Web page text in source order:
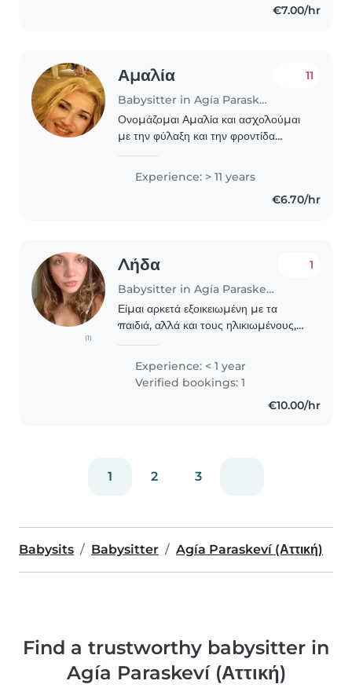
€7.00/hr
Αμαλία
Babysitter in Agía Paraskeví (Αττική)
11
Ονομάζομαι Αμαλία και ασχολούμαι
με την φύλαξη και την φροντίδα
μέχρι και σήμερα. Είμαι μία
υπεύθυνη και στοργική μητέρα τριών
Experience: > 11 years
€6.70/hr
(1)
Λήδα
Babysitter in Agía Paraskeví (Αττική)
1
Είμαι αρκετά εξοικειωμένη με τα
παιδιά, αλλά και τους ηλικιωμένους,
φροντίδα σε πρόσωπα του κοντινού
οικογενειακού περιβάλλοντος από
πολύ μικρή ηλικία...
Experience: < 1 year
Verified bookings: 1
€10.00/hr
1 2 3
Babysits Babysitter Agía Paraskeví (Αττική)
Find a trustworthy babysitter in
Agía Paraskeví (Αττική)